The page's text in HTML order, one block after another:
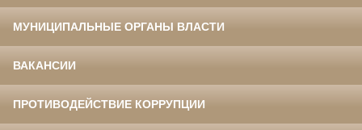
МУНИЦИПАЛЬНЫЕ ОРГАНЫ ВЛАСТИ
ВАКАНСИИ
ПРОТИВОДЕЙСТВИЕ КОРРУПЦИИ